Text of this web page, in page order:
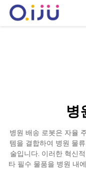
응용 프로그램
병
병원 배송 로봇은 자율
템을 결합하여 병원 물
술입니다. 이러한 혁신
타 필수 물품을 병원 내